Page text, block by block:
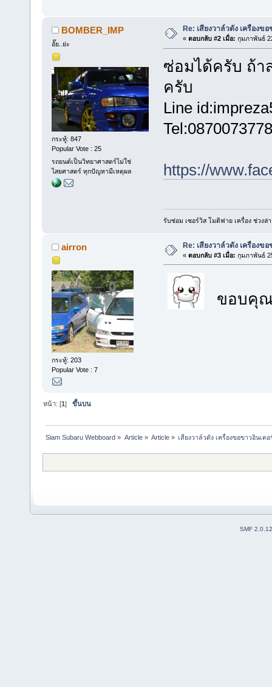
BOMBER_IMP
อั๊ย..ย่ะ
กระทู้: 847
Popular Vote : 25
รถยนต์เป็นวิทยาศาสตร์ไม่ใช่
ไสยศาสตร์ ทุกปัญหามีเหตุผล
Re: เสียงวาล์วดัง เครื่องข
« ตอบกลับ #2 เมื่อ: กุมภาพันธ์
ซ่อมได้ครับ ถ้า
ครับ
Line
https://
รับซ่อม เซอร์วิส โมดิฟาย เครื่อง ช่วง
airron
กระทู้: 203
Popular Vote : 7
Re: เสียงวาล์วดัง เครื่องข
« ตอบกลับ #3 เมื่อ: กุมภาพันธ์
ขอบคุณ
หน้า: [1]ขึ้นบน
Siam Subaru Webboard » Article» Article» เสียงวาล์วดัง เครื่องขอขาวอินเตอ
SMF 2.0.12